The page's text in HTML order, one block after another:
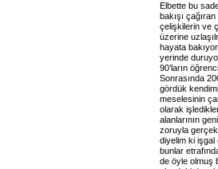
Elbette bu
bakışı
çelişkilerin ve
üzerine
hayata
yerinde
90’ların
Sonrasında
gördük
meselesinin
olarak
alanlarının
zoruyla
diyelim ki işgal
bunlar
de öyle olmuş